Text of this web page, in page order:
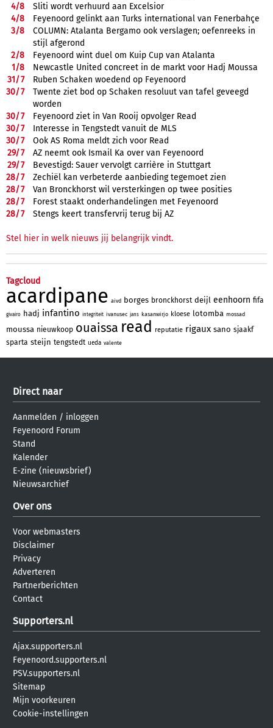
4/8
Sliti wordt verhuurd aan Excelsior
4/8
Feyenoord gelinkt aan Turks international van Fenerbahçe
3/8
COLUMN: Atalanta Bergamo ook verslagen; oefenreeks in
stijl afgerond
2/8
Feyenoord wint duel om Kuip Cup van Atalanta
1/8
Newcastle United concreet in de markt voor Hadj Moussa
31/7
Ruben Schaken woedend op Feyenoord
30/7
Twente ziet bod op Schaken resoluut van tafel geveegd
worden
30/7
Feyenoord ziet in Van Rooij opvolger Read
30/7
Interesse in Tengstedt vanuit de MLS
30/7
Ook AS Roma meldt zich voor Read
29/7
AZ neemt ook Ismail Ka over van Feyenoord
29/7
Bevestigd: Sauer vervolgt carrière in Stuttgart
28/7
Zechiël kan verbeterde aanbieding tegemoet zien
28/7
Van Bronckhorst wil versterkingen op twee posities
28/7
Forest staakt onderhandelingen met Feyenoord
28/7 Stengs keert transfervrij terug bij AZ
Stel hier in welk nieuws jij belangrijk vindt.
Tagcloud
acardipane aivd borges bronckhorst deijl eenhoorn fifa
givairo hadj infantino integriteit ivanusec jans kasanwirjo kloese lotomba mossad
moussa nieuwkoop ouaissa read reputatie rigaux sano sjaakf
sparta steijn tengstedt ueda valente
Direct naar
Aanmelden / inloggen
Feyenoord Forum
Stand
Kalender
E-zine (nieuwsbrief)
Nieuwsarchief
Over ons
Voor webmasters
Disclaimer
Privacy
Adverteren
Partnerberichten
Contact
Supporters.nl
Ajax.supporters.nl
Feyenoord.supporters.nl
PSV.supporters.nl
Sitemap
Mijn voorkeuren
Cookie-instellingen